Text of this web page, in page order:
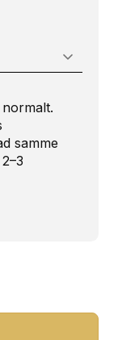
samme